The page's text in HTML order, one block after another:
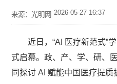
来源：光明网 2026-05-27 16:37
近日，“AI 医疗新范式”
式启幕。政、产、学、研、
同探讨 AI 赋能中国医疗提质